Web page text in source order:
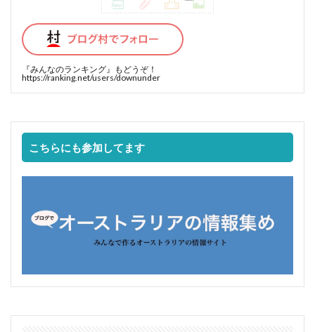
『みんなのランキング』 もどうぞ！
https://ranking.net/users/downunder
こちらにも参加してます